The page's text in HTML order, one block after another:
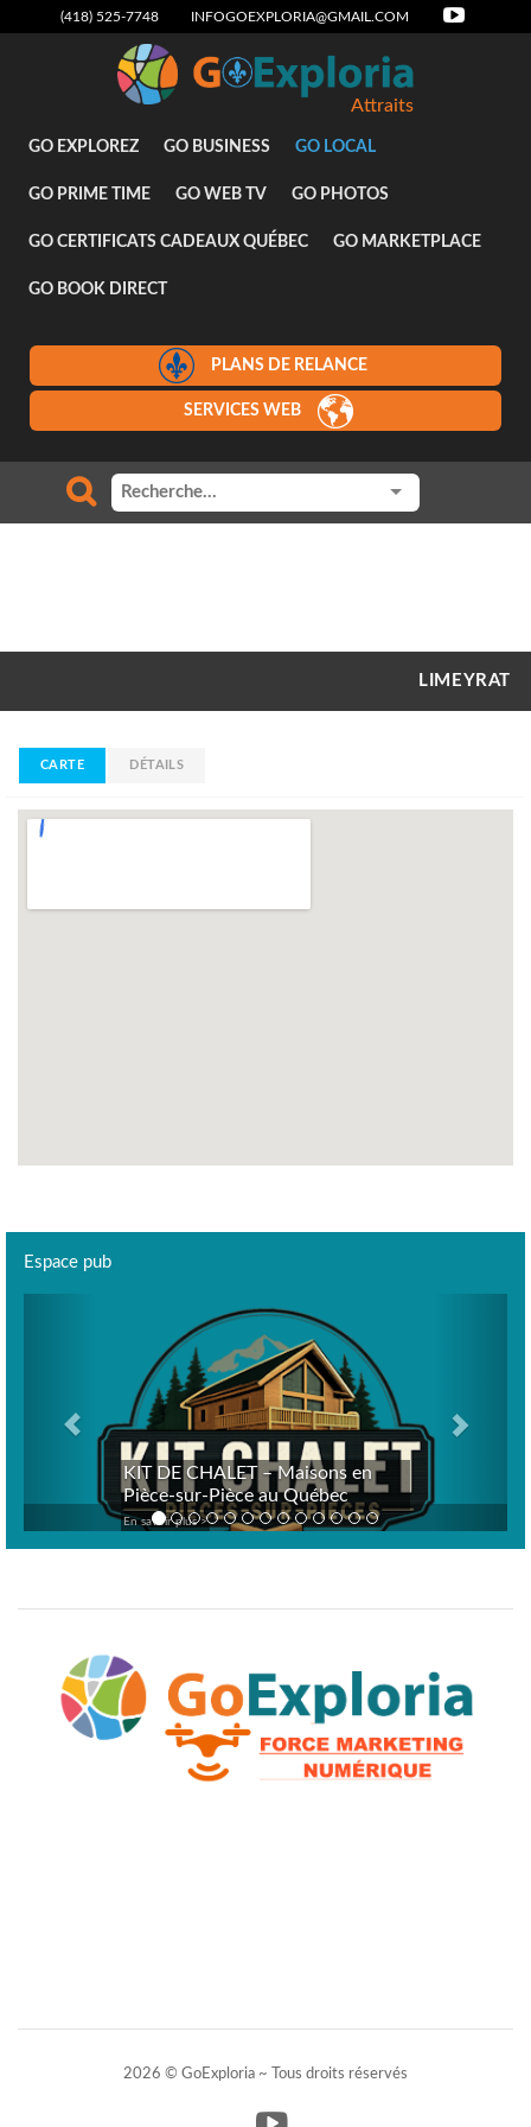
(418) 525-7748 INFOGOEXPLORIA@GMAIL.COM
Attraits
GO EXPLOREZ GO BUSINESS GO LOCAL
GO PRIME TIME GO WEB TV GO PHOTOS
GO CERTIFICATS CADEAUX QUÉBEC GO MARKETPLACE
GO BOOK DIRECT
PLANS DE RELANCE
SERVICES WEB
LIMEYRAT
CARTE DÉTAILS
Espace pub
KIT DE CHALET – Maisons en
Pièce-sur-Pièce au Québec
En savoir plus >
2026 © GoExploria ~ Tous droits réservés